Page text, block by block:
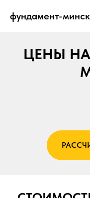
фундамент-
ЦЕНЫ